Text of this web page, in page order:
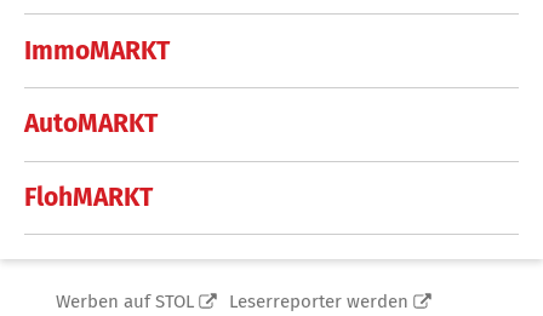
ImmoMARKT
AutoMARKT
FlohMARKT
Werben auf STOL
Leserreporter werden